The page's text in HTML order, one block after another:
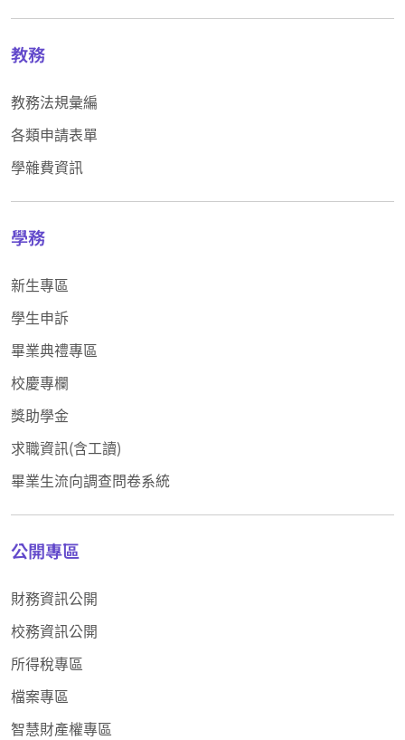
教務
教務法規彙編
各類申請表單
學雜費資訊
學務
新生專區
學生申訴
畢業典禮專區
校慶專欄
獎助學金
求職資訊(含工讀)
畢業生流向調查問卷系統
公開專區
財務資訊公開
校務資訊公開
所得稅專區
檔案專區
智慧財產權專區